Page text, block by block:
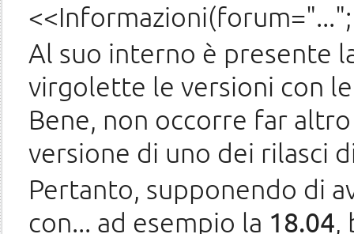
Al suo interno è presente
virgolette le versioni con
Bene, non occorre far
versione di uno dei rilasci
Pertanto, supponendo di
con... ad esempio la 18.04,